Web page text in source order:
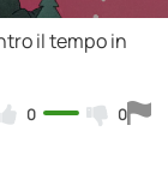
il tempo in
0 0